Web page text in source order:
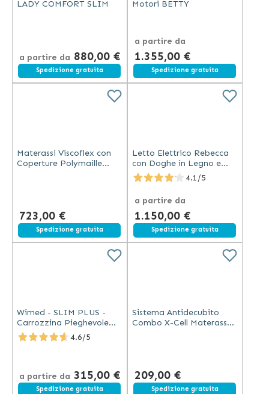
LADY COMFORT SLIM
a partire da 880,00 €
Spedizione gratuita
Motori BETTY
a partire da
1.355,00 €
Spedizione gratuita
Materassi Viscoflex con
Coperture Polymaille
723,00 €
Spedizione gratuita
Letto Elettrico Rebecca
con Doghe in Legno e
Asta Solleva Malati
4.1/5
a partire da
1.150,00 €
Spedizione gratuita
Wimed - SLIM PLUS -
Carrozzina Pieghevole
Compatta Bordeaux
4.6/5
a partire da 315,00 €
Spedizione gratuita
Sistema Antidecubito
Combo X-Cell Materasso
209,00 €
Spedizione gratuita